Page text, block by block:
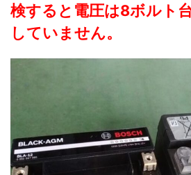
検すると電圧は8ボルト
していません。